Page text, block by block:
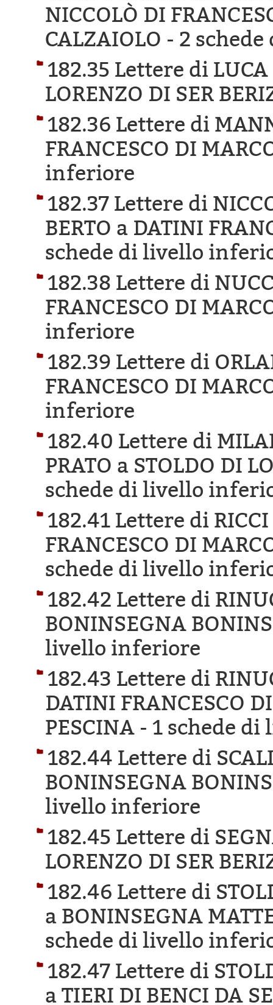
NICCOLÒ DI
CALZAIOLO - 2
182.35 Lettere di
LORENZO DI SER
182.36 Lettere di
FRANCESCO DI
inferiore
182.37 Lettere di
BERTO a DATINI
schede di livello
182.38 Lettere di
FRANCESCO DI
inferiore
182.39 Lettere di
FRANCESCO DI
inferiore
182.40 Lettere di
PRATO a STOLDO DI
schede di livello
182.41 Lettere di
FRANCESCO DI
schede di livello
182.42 Lettere di
BONINSEGNA
livello inferiore
182.43 Lettere di
DATINI FRANCESCO
PESCINA - 1 schede
182.44 Lettere di
BONINSEGNA
livello inferiore
182.45 Lettere di
LORENZO DI SER
182.46 Lettere di
a BONINSEGNA
schede di livello
182.47 Lettere di
a TIERI DI BENCI DA